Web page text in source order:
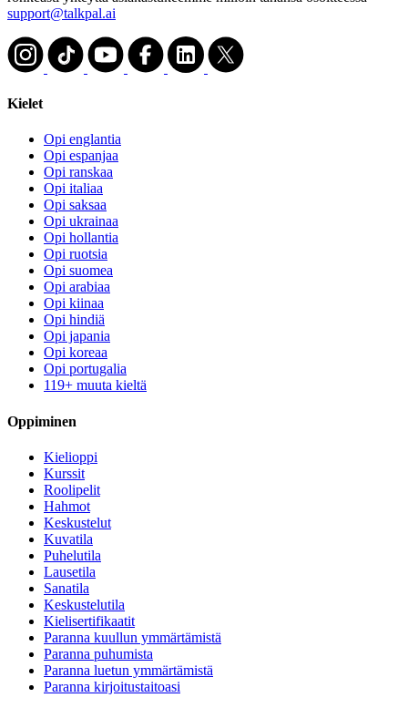
support@talkpal.ai
Kielet
Opi englantia
Opi espanjaa
Opi ranskaa
Opi italiaa
Opi saksaa
Opi ukrainaa
Opi hollantia
Opi ruotsia
Opi suomea
Opi arabiaa
Opi kiinaa
Opi hindiä
Opi japania
Opi koreaa
Opi portugalia
119+ muuta kieltä
Oppiminen
Kielioppi
Kurssit
Roolipelit
Hahmot
Keskustelut
Kuvatila
Puhelutila
Lausetila
Sanatila
Keskustelutila
Kielisertifikaatit
Paranna kuullun ymmärtämistä
Paranna puhumista
Paranna luetun ymmärtämistä
Paranna kirjoitustaitoasi